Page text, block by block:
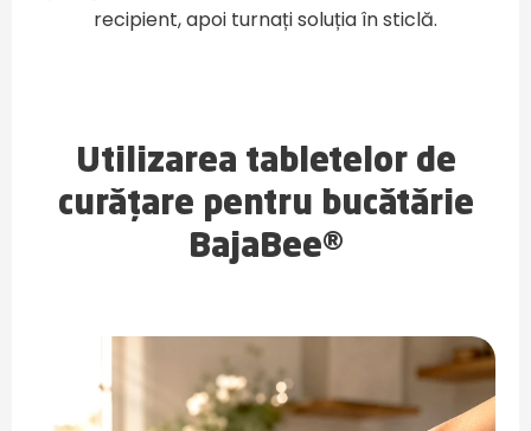
recipient, apoi turnați soluția în sticlă.
Utilizarea tabletelor de
curățare pentru bucătărie
BajaBee®